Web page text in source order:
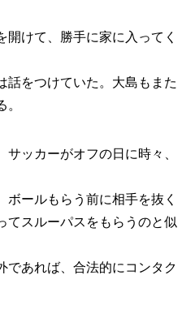
開けて、勝手に家に入ってく
をつけていた。大島もまた
ッカーがオフの日に時々、
ボールもらう前に相手を抜く
てスルーパスをもらうのと似
あれば、合法的にコンタク